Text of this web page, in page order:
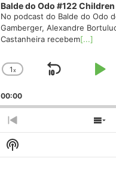
Balde do Odo #122
No podcast do Balde do Odo
Gamberger, Alexandre
Castanheira recebem[...]
Change
Rate
1x
Skip
00:00
Previous
Episode
Show
Podcast